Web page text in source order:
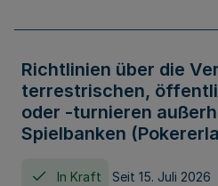
Richtlinien über die
terrestrischen,
oder -turnieren
Spielbanken
In Kraft Seit 15. Juli 2026